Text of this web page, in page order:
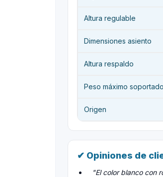
Altura regulable
Dimensiones asiento
Altura respaldo
Peso máximo soportado
Origen
✔ Opiniones de
"El color blanco con